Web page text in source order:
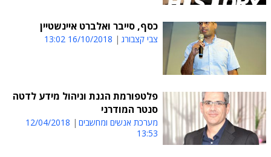
כסף, סייבר ואלברט איינשטיין
צבי קצבורג 16/10/2018 13:02
פלטפורמת הגנת וניהול מידע לדטה
סנטר המודרני
מערכת אנשים ומחשבים
12/04/2018
13:53